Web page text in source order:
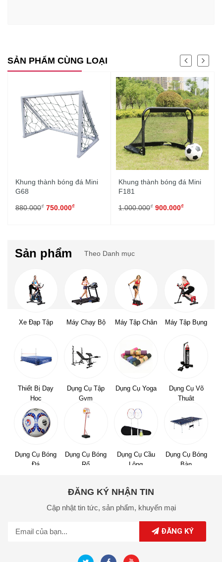
SẢN PHẨM CÙNG LOẠI
Khung thành bóng đá Mini
G68
880.000₫ 750.000₫
Khung thành bóng đá Mini
F181
1.000.000₫ 900.000₫
Sản phẩm Theo Danh mục
Xe Đạp Tập Máy Chạy Bộ Máy Tập Chân Máy Tập Bụng
Thiết Bị Dạy
Học
Dụng Cụ Tập
Gym
Dụng Cụ Yoga
Dụng Cụ Võ
Thuật
Dụng Cụ Bóng
Đá
Dụng Cụ Bóng
Rổ
Dụng Cụ Cầu
Lông
Dụng Cụ Bóng
Bàn
ĐĂNG KÝ NHẬN TIN
Cập nhật tin tức, sản phẩm, khuyến mại
ĐĂNG KÝ